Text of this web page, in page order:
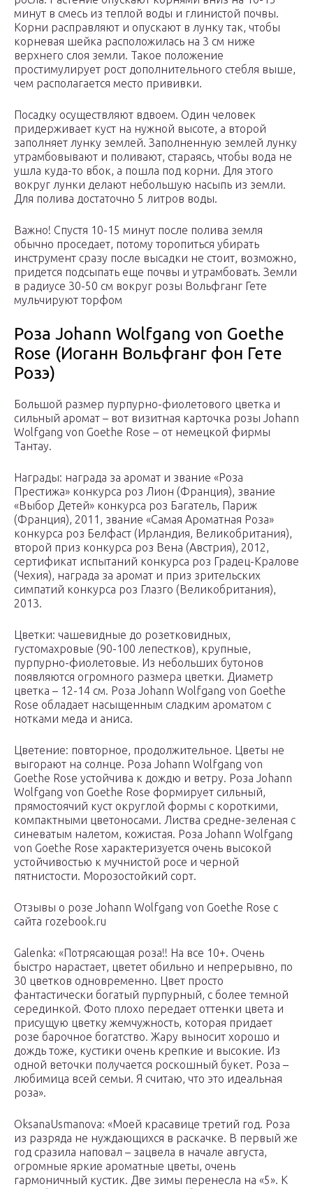
минут в смесь из теплой воды и глинистой почвы.
Корни расправляют и опускают в лунку так, чтобы
корневая шейка расположилась на 3 см ниже
верхнего слоя земли. Такое положение
простимулирует рост дополнительного стебля выше,
чем располагается место прививки.
Посадку осуществляют вдвоем. Один человек
придерживает куст на нужной высоте, а второй
заполняет лунку землей. Заполненную землей лунку
утрамбовывают и поливают, стараясь, чтобы вода не
ушла куда-то вбок, а пошла под корни. Для этого
вокруг лунки делают небольшую насыпь из земли.
Для полива достаточно 5 литров воды.
Важно! Спустя 10-15 минут после полива земля
обычно проседает, потому торопиться убирать
инструмент сразу после высадки не стоит, возможно,
придется подсыпать еще почвы и утрамбовать. Земли
в радиусе 30-50 см вокруг розы Вольфганг Гете
мульчируют торфом
Роза Johann Wolfgang von Goethe
Rose (Иоганн Вольфганг фон Гете
Розэ)
Большой размер пурпурно-фиолетового цветка и
сильный аромат – вот визитная карточка розы Johann
Wolfgang von Goethe Rose – от немецкой фирмы
Тантау.
Награды: награда за аромат и звание «Роза
Престижа» конкурса роз Лион (Франция), звание
«Выбор Детей» конкурса роз Багатель, Париж
(Франция), 2011, звание «Самая Ароматная Роза»
конкурса роз Белфаст (Ирландия, Великобритания),
второй приз конкурса роз Вена (Австрия), 2012,
сертификат испытаний конкурса роз Градец-Кралове
(Чехия), награда за аромат и приз зрительских
симпатий конкурса роз Глазго (Великобритания),
2013.
Цветки: чашевидные до розетковидных,
густомахровые (90-100 лепестков), крупные,
пурпурно-фиолетовые. Из небольших бутонов
появляются огромного размера цветки. Диаметр
цветка – 12-14 см. Роза Johann Wolfgang von Goethe
Rose обладает насыщенным сладким ароматом с
нотками меда и аниса.
Цветение: повторное, продолжительное. Цветы не
выгорают на солнце. Роза Johann Wolfgang von
Goethe Rose устойчива к дождю и ветру. Роза Johann
Wolfgang von Goethe Rose формирует сильный,
прямостоячий куст округлой формы с короткими,
компактными цветоносами. Листва средне-зеленая с
синеватым налетом, кожистая. Роза Johann Wolfgang
von Goethe Rose характеризуется очень высокой
устойчивостью к мучнистой росе и черной
пятнистости. Морозостойкий сорт.
Отзывы о розе Johann Wolfgang von Goethe Rose с
сайта rozebook.ru
Galenka: «Потрясающая роза!! На все 10+. Очень
быстро нарастает, цветет обильно и непрерывно, по
30 цветков одновременно. Цвет просто
фантастически богатый пурпурный, с более темной
серединкой. Фото плохо передает оттенки цвета и
присущую цветку жемчужность, которая придает
розе барочное богатство. Жару выносит хорошо и
дождь тоже, кустики очень крепкие и высокие. Из
одной веточки получается роскошный букет. Роза –
любимица всей семьи. Я считаю, что это идеальная
роза».
OksanaUsmanova: «Моей красавице третий год. Роза
из разряда не нуждающихся в раскачке. В первый же
год сразила наповал – зацвела в начале августа,
огромные яркие ароматные цветы, очень
гармоничный кустик. Две зимы перенесла на «5». К